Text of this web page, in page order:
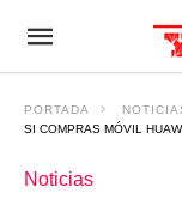
PORTADA
SI COMPRAS MÓVIL
Noticias